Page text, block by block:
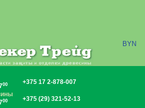
BYN
00
00
+375 17 2-878-007
+375 (29) 321-52-13